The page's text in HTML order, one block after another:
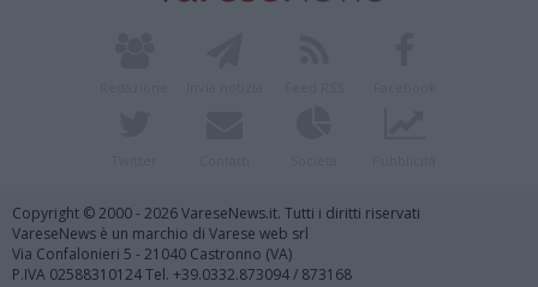
Copyright © 2000 - 2026 VareseNews.it. Tutti i diritti riservati
VareseNews è un marchio di Varese web srl
Via Confalonieri 5 - 21040 Castronno (VA)
P.IVA 02588310124 Tel. +39.0332.873094 / 873168